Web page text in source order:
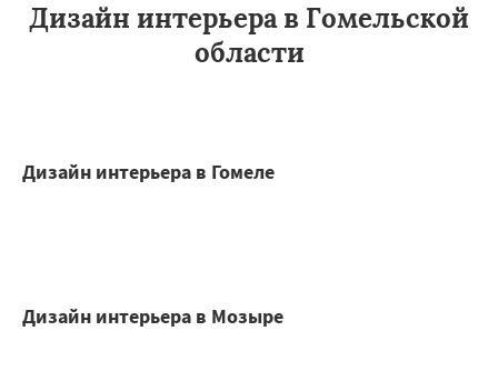
Дизайн интерьера в Гомельской
области
Дизайн интерьера в Гомеле
Дизайн интерьера в Мозыре